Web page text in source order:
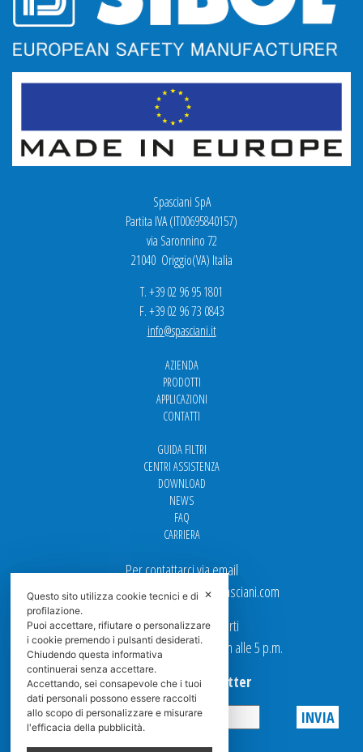
Spasciani SpA
Partita IVA (IT00695840157)
via Saronnino 72
21040 Origgio(VA) Italia
T. +39 02 96 95 1801
F. +39 02 96 73 0843
info@spasciani.it
AZIENDA
PRODOTTI
APPLICAZIONI
CONTATTI
GUIDA FILTRI
CENTRI ASSISTENZA
DOWNLOAD
NEWS
FAQ
CARRIERA
Per contattarci via email
Ufficio Vendite: italy.sales@spasciani.com
I nostri uffici sono aperti
dal Lunedi al Venerdi dalle 9 a.m alle 5 p.m.
Iscriviti alla Newsletter
Privacy
✕
Questo sito utilizza cookie tecnici e di
profilazione.
Puoi accettare, rifiutare o personalizzare
i cookie premendo i pulsanti desiderati.
Chiudendo questa informativa
continuerai senza accettare.
Accettando, sei consapevole che i tuoi
dati personali possono essere raccolti
allo scopo di personalizzare e misurare
l'efficacia della pubblicità.